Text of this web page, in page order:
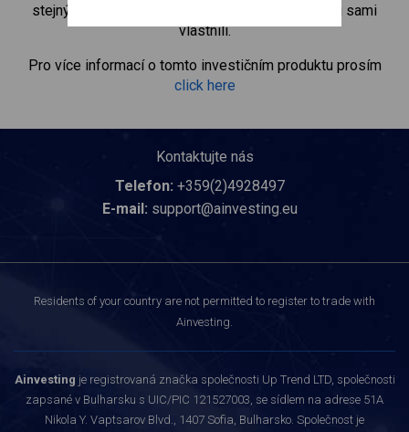
stejným způsobem, jako kdybyste akcie opravdu sami
vlastnili.
Pro více informací o tomto investičním produktu prosím
click here
Kontaktujte nás
Telefon: +359(2)4928497
E-mail: support@ainvesting.eu
Residents of your country are not permitted to register to trade with
Ainvesting.
Ainvesting je registrovaná značka společnosti Up Trend LTD, společnosti
zapsané v Bulharsku s UIC/PIC 121527003, se sídlem na adrese 51A
Nikola Y. Vaptsarov Blvd., 1407 Sofia, Bulharsko. Společnost je